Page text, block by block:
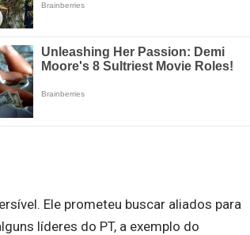
Ele prometeu buscar aliados para
líderes do PT, a exemplo do